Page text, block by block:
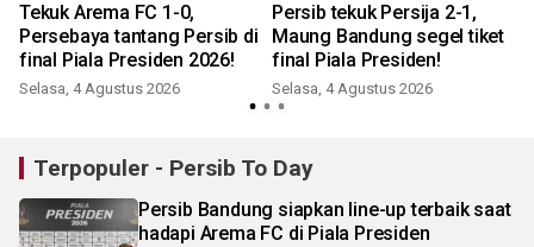
Tekuk Arema FC 1-0,
Persebaya tantang Persib di
final Piala Presiden 2026!
Selasa, 4 Agustus 2026
Persib tekuk Persija 2-1,
Maung Bandung segel tiket
final Piala Presiden!
Selasa, 4 Agustus 2026
Terpopuler - Persib To Day
Persib Bandung siapkan line-up terbaik saat
hadapi Arema FC di Piala Presiden